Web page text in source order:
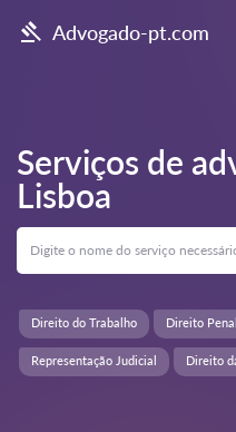
Advogado-pt.com
Serviços de
Lisboa
Direito
Direito do Trabalho Direito Penal
Representação Judicial